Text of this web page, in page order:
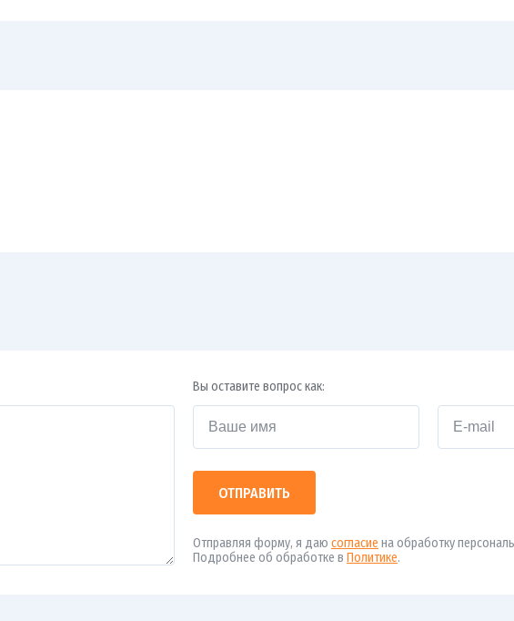
Вы оставите вопрос как:
ОТПРАВИТЬ
Отправляя форму, я даю согласие на обработку
Подробнее об обработке в Политике.